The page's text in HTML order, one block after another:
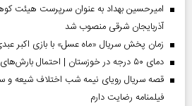
امیرحسین بهداد به عنوان سرپرست هیئت
آذربایجان شرقی منصوب شد
زمان پخش سریال «ماه عسل» با بازی اکبر
دمای ۵۰ درجه در خوزستان | احتمال بارش‌های سیل‌آسا در ۳ استان
قصه سریال رویای نیمه شب اختلاف شیعه و
فیلمنامه رضایت دارم